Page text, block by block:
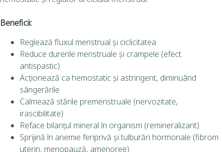
Beneficii:
Reglează fluxul menstrual și ciclicitatea
Reduce durerile menstruale și crampele (efect
antispastic)
Acționează ca hemostatic și astringent, diminuând
sângerările
Calmează stările premenstruale (nervozitate,
irascibilitate)
Reface bilanțul mineral în organism (remineralizant)
Sprijină în anemie feriprivă și tulburări hormonale (fibrom
uterin, menopauză, amenoree)